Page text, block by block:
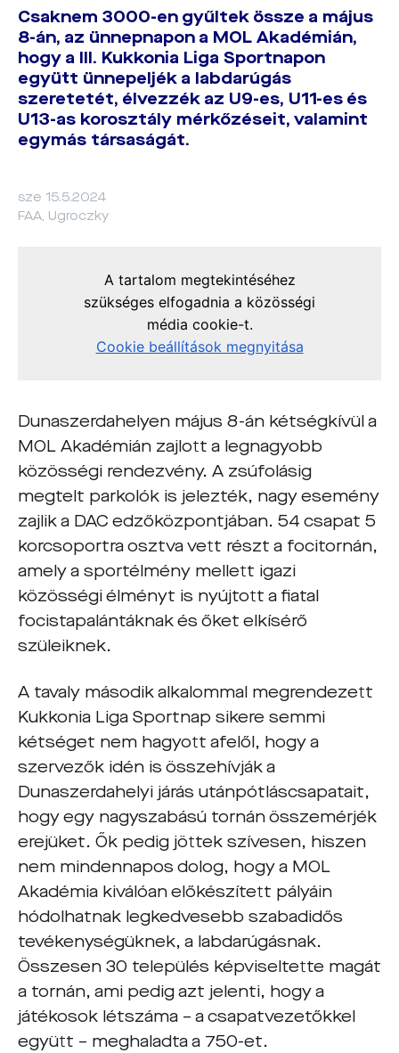
Csaknem 3000-en gyűltek össze a május
8-án, az ünnepnapon a MOL Akadémián,
hogy a III. Kukkonia Liga Sportnapon
együtt ünnepeljék a labdarúgás
szeretetét, élvezzék az U9-es, U11-es és
U13-as korosztály mérkőzéseit, valamint
egymás társaságát.
sze 15.5.2024
FAA, Ugroczky
Dunaszerdahelyen május 8-án kétségkívül a
MOL Akadémián zajlott a legnagyobb
közösségi rendezvény. A zsúfolásig
megtelt parkolók is jelezték, nagy esemény
zajlik a DAC edzőközpontjában. 54 csapat 5
korcsoportra osztva vett részt a focitornán,
amely a sportélmény mellett igazi
közösségi élményt is nyújtott a fiatal
focistapalántáknak és őket elkísérő
szüleiknek.
A tavaly második alkalommal megrendezett
Kukkonia Liga Sportnap sikere semmi
kétséget nem hagyott afelől, hogy a
szervezők idén is összehívják a
Dunaszerdahelyi járás utánpótláscsapatait,
hogy egy nagyszabású tornán összemérjék
erejüket. Ők pedig jöttek szívesen, hiszen
nem mindennapos dolog, hogy a MOL
Akadémia kiválóan előkészített pályáin
hódolhatnak legkedvesebb szabadidős
tevékenységüknek, a labdarúgásnak.
Összesen 30 település képviseltette magát
a tornán, ami pedig azt jelenti, hogy a
játékosok létszáma – a csapatvezetőkkel
együtt – meghaladta a 750-et.